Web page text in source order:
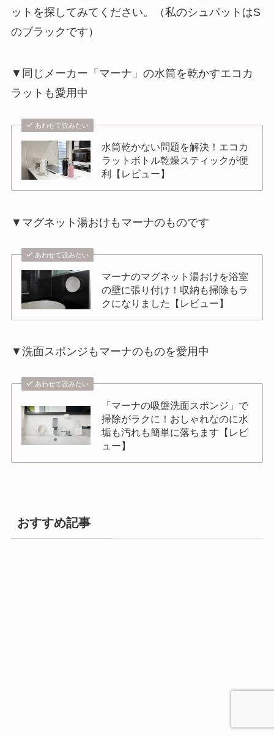
ットを探してみてください。（私のシュパットはS
のブラックです）
▼同じメーカー「マーナ」の水筒を乾かすエコカ
ラットも愛用中
あわせて読みたい
水筒乾かない問題を解決！エコカ
ラットボトル乾燥スティックが便
利【レビュー】
▼マグネット湯おけもマーナのものです
あわせて読みたい
マーナのマグネット湯おけを浴室
の壁に張り付け！収納も掃除もラ
クになりました【レビュー】
▼洗面スポンジもマーナのものを愛用中
あわせて読みたい
「マーナの吸盤洗面スポンジ」で
掃除がラクに！おしゃれなのに水
垢も汚れも簡単に落ちます【レビ
ュー】
おすすめ記事